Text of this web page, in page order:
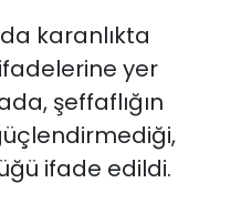
karanlıkta
yer
şeffaflığın
ifade edildi.